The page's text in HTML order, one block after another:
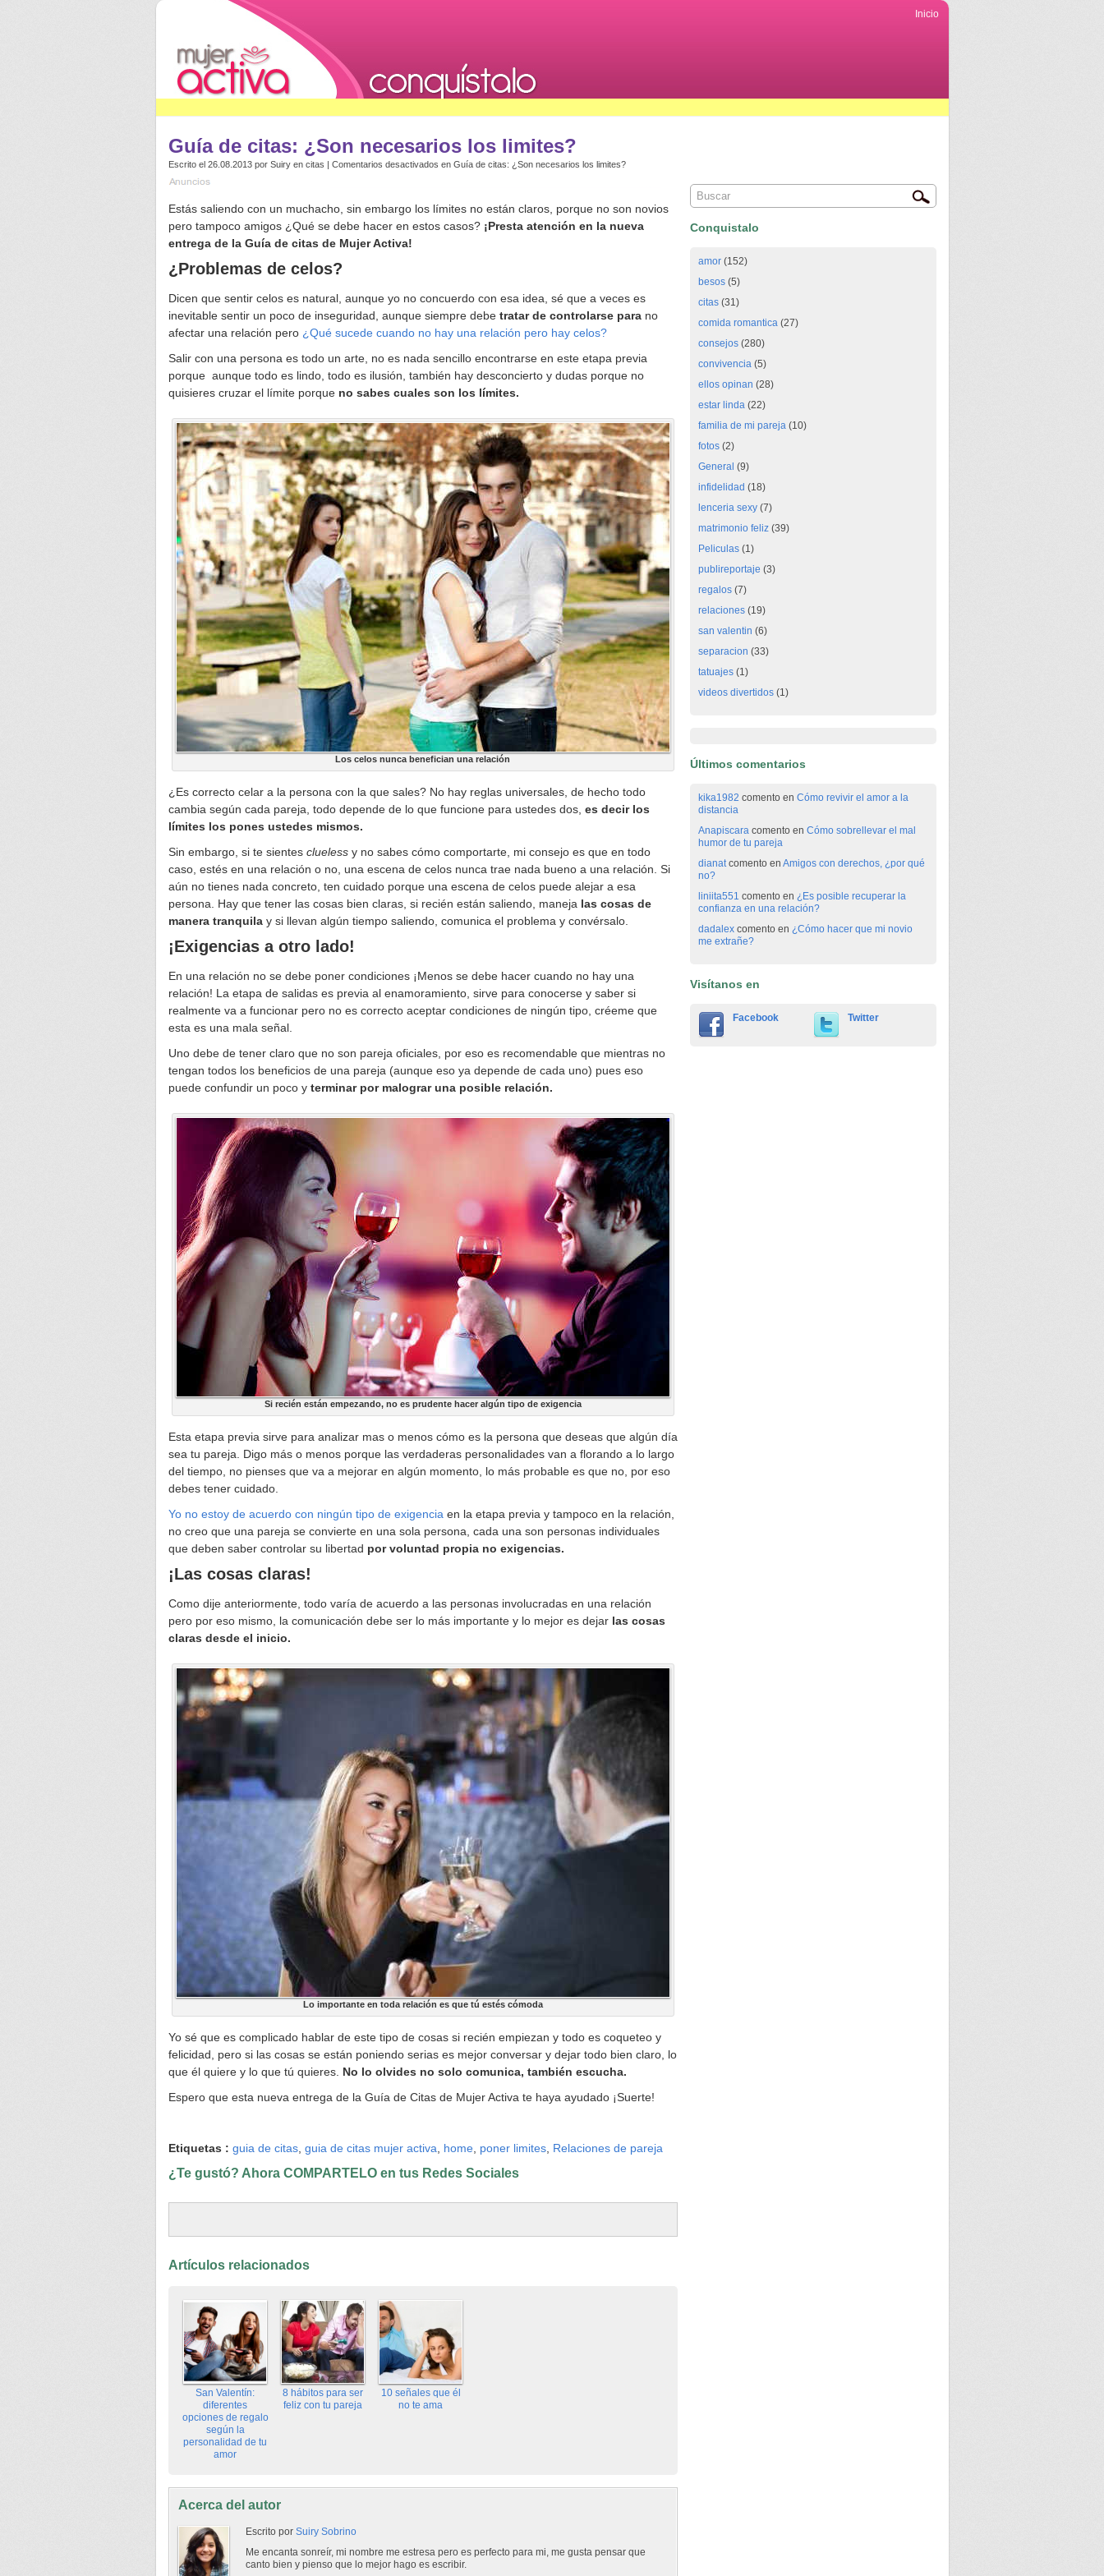
Inicio
Guía de citas: ¿Son necesarios los limites?
Escrito el 26.08.2013 por Suiryen citas | Comentarios desactivados en Guía de citas: ¿Son necesarios los limites?
Estás saliendo con un muchacho, sin embargo los límites no están claros, porque no son novios
pero tampoco amigos ¿Qué se debe hacer en estos casos? ¡Presta atención en la nueva
entrega de la Guía de citas de Mujer Activa!
¿Problemas de celos?
Dicen que sentir celos es natural, aunque yo no concuerdo con esa idea, sé que a veces es
inevitable sentir un poco de inseguridad, aunque siempre debe tratar de controlarse parano
afectar una relación pero ¿Qué sucede cuando no hay una relación pero hay celos?
Salir con una persona es todo un arte, no es nada sencillo encontrarse en este etapa previa
porque aunque todo es lindo, todo es ilusión, también hay desconcierto y dudas porque no
quisieres cruzar el límite porqueno sabes cuales son los límites.
Los celos nunca benefician una relación
¿Es correcto celar a la persona con la que sales? No hay reglas universales, de hecho todo
cambia según cada pareja, todo depende de lo que funcione para ustedes dos, es decir los
límites los pones ustedes mismos.
Sin embargo, si te sientes cluelessy no sabes cómo comportarte, mi consejo es que en todo
caso, estés en una relación o no, una escena de celos nunca trae nada bueno a una relación. Si
aún no tienes nada concreto, ten cuidado porque una escena de celos puede alejar a esa
persona. Hay que tener las cosas bien claras, si recién están saliendo, maneja las cosas de
manera tranquilay si llevan algún tiempo saliendo, comunica el problema y convérsalo.
¡Exigencias a otro lado!
En una relación no se debe poner condiciones ¡Menos se debe hacer cuando no hay una
relación! La etapa de salidas es previa al enamoramiento, sirve para conocerse y saber si
realmente va a funcionar pero no es correcto aceptar condiciones de ningún tipo, créeme que
esta es una mala señal.
Uno debe de tener claro que no son pareja oficiales, por eso es recomendable que mientras no
tengan todos los beneficios de una pareja (aunque eso ya depende de cada uno) pues eso
puede confundir un poco y terminar por malograr una posible relación.
Si recién están empezando, no es prudente hacer algún tipo de exigencia
Esta etapa previa sirve para analizar mas o menos cómo es la persona que deseas que algún día
sea tu pareja. Digo más o menos porque las verdaderas personalidades van a florando a lo largo
del tiempo, no pienses que va a mejorar en algún momento, lo más probable es que no, por eso
debes tener cuidado.
Yo no estoy de acuerdo con ningún tipo de exigencia en la etapa previa y tampoco en la relación,
no creo que una pareja se convierte en una sola persona, cada una son personas individuales
que deben saber controlar su libertad por voluntad propia no exigencias.
¡Las cosas claras!
Como dije anteriormente, todo varía de acuerdo a las personas involucradas en una relación
pero por eso mismo, la comunicación debe ser lo más importante y lo mejor es dejarlas cosas
claras desde el inicio.
Lo importante en toda relación es que tú estés cómoda
Yo sé que es complicado hablar de este tipo de cosas si recién empiezan y todo es coqueteo y
felicidad, pero si las cosas se están poniendo serias es mejor conversar y dejar todo bien claro, lo
que él quiere y lo que tú quieres. No lo olvides no solo comunica, también escucha.
Espero que esta nueva entrega de la Guía de Citas de Mujer Activa te haya ayudado ¡Suerte!
Etiquetas : guia de citas, guia de citas mujer activa home, poner limites, Relaciones de pareja
¿Te gustó? Ahora COMPARTELO en tus Redes Sociales
Artículos relacionados
San Valentín:
diferentes
opciones de regalo
según la
personalidad de tu
amor
8 hábitos para ser
feliz con tu pareja
10 señales que él
no te ama
Acerca del autor
Escrito por Suiry Sobrino
Me encanta sonreír, mi nombre me estresa pero es perfecto para mi, me gusta pensar que
canto bien y pienso que lo mejor hago es escribir.
Conquistalo
amor(152)
besos(5)
citas(31)
comida romantica(27)
consejos(280)
convivencia(5)
ellos opinan (28)
estar linda(22)
familia de mi pareja(10)
fotos(2)
General (9)
infidelidad (18)
lenceria sexy(7)
matrimonio feliz(39)
Peliculas(1)
publireportaje (3)
regalos(7)
relaciones(19)
san valentin (6)
separacion (33)
tatuajes(1)
videos divertidos(1)
Últimos comentarios
kika1982 comento en Cómo revivir el amor a la
distancia
Anapiscaracomento en Cómo sobrellevar el mal
humor de tu pareja
dianatcomento en Amigos con derechos, ¿por qué
no?
liniita551 comento en ¿Es posible recuperar la
confianza en una relación?
dadalexcomento en ¿Cómo hacer que mi novio
me extrañe?
Visítanos en
Facebook Twitter